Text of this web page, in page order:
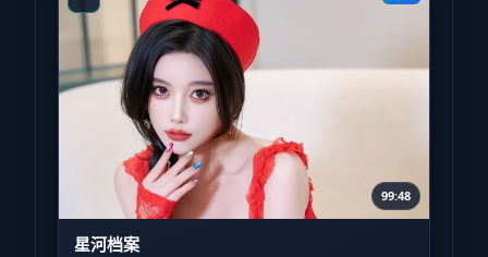
99:48
星河档案